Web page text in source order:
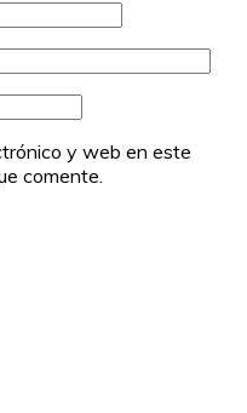
y web en este
comente.